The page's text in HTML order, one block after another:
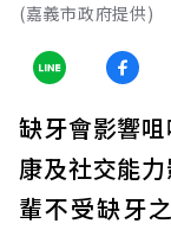
(嘉義市政府提供)
缺牙會影響
康及社交能
輩不受缺牙